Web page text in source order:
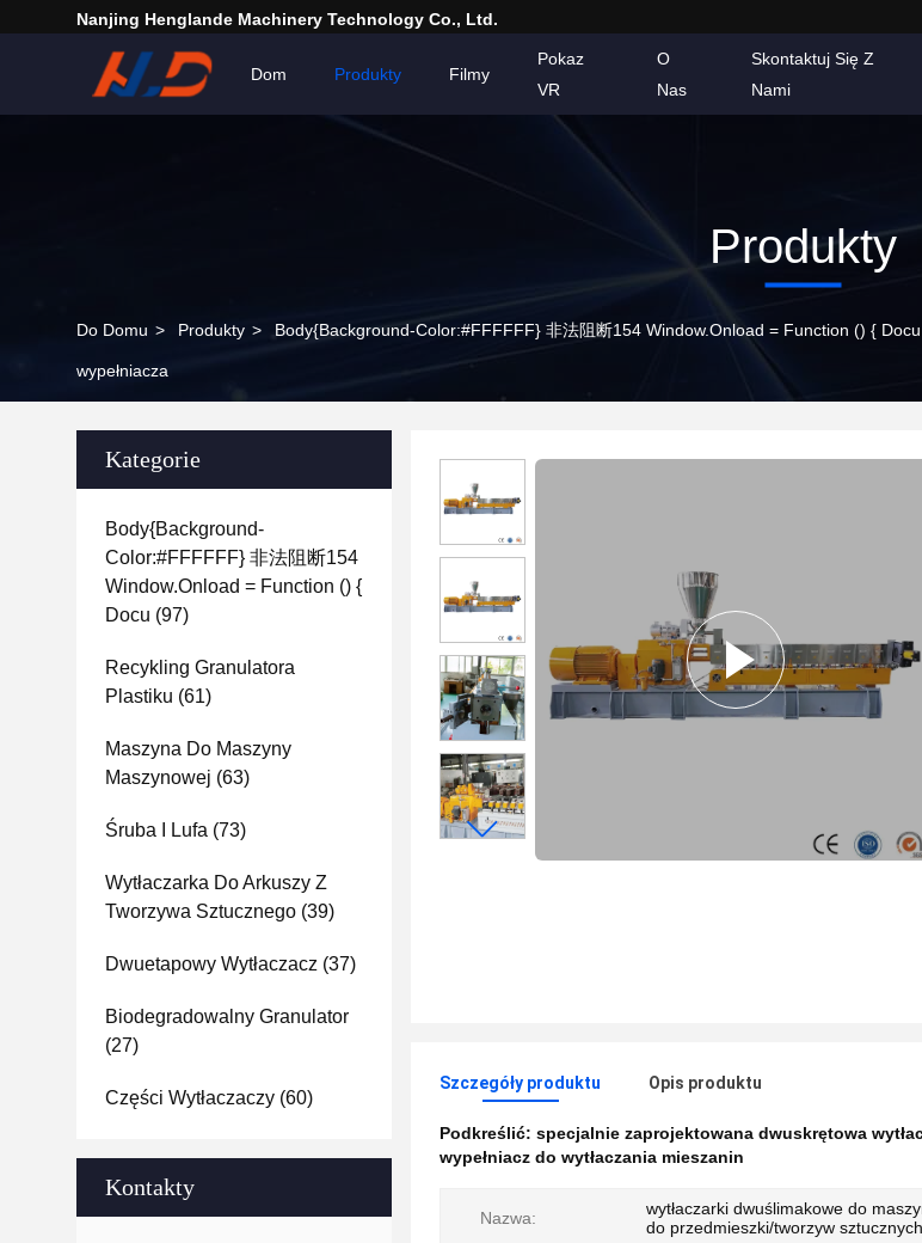
Nanjing Henglande Machinery Technology Co., Ltd.
Dom Produkty Filmy
Pokaz
VR
O
Nas
Skontaktuj Się Z
Nami
Produkty
Do Domu > Produkty > Body{background-Color:#FFFFFF} 非法阻断154 Window.onload = Function () { Docu
wypełniacza
Kategorie
Body{background-
Color:#FFFFFF} 非法阻断154
Window.onload = Function () {
Docu (97)
Recykling Granulatora
Plastiku (61)
Maszyna Do Maszyny
Maszynowej (63)
Śruba I Lufa (73)
Wytłaczarka Do Arkuszy Z
Tworzywa Sztucznego (39)
Dwuetapowy Wytłaczacz (37)
Biodegradowalny Granulator
(27)
Części Wytłaczaczy (60)
Kontakty
Szczegóły produktu Opis produktu
Podkreślić: specjalnie zaprojektowana dwuskrętowa
wypełniacz do wytłaczania mieszanin
Nazwa:
wytłaczarki dwuślimakowe do
do przedmieszki/tworzyw sztucznych